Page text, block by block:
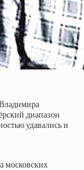
диапазон
удавались и
московских